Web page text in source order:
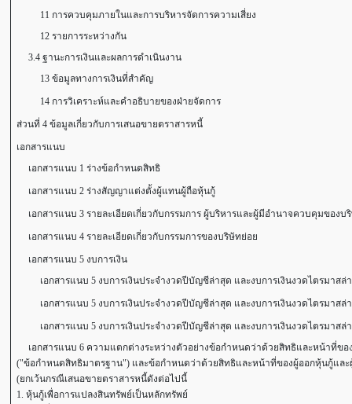
11 การควบคุมภายในและการบริหารจัดการความเสี่ยง
12 รายการระหว่างกัน
3.4 ฐานะการเงินและผลการดำเนินงาน
13 ข้อมูลทางการเงินที่สำคัญ
14 การวิเคราะห์และคำอธิบายของฝ่ายจัดการ
ส่วนที่ 4 ข้อมูลเกี่ยวกับการเสนอขายตราสารหนี้
เอกสารแนบ
เอกสารแนบ 1 ร่างข้อกำหนดสิทธิ
เอกสารแนบ 2 ร่างสัญญาแต่งตั้งผู้แทนผู้ถือหุ้นกู้
เอกสารแนบ 3 รายละเอียดเกี่ยวกับกรรมการ ผู้บริหารและผู้มีอำนาจควบคุมของบ
เอกสารแนบ 4 รายละเอียดเกี่ยวกับกรรมการของบริษัทย่อย
เอกสารแนบ 5 งบการเงิน
เอกสารแนบ 5 งบการเงินประจำงวดปีบัญชีล่าสุด และงบการเงินงวดไตรมาสล่า
เอกสารแนบ 5 งบการเงินประจำงวดปีบัญชีล่าสุด และงบการเงินงวดไตรมาสล่า
เอกสารแนบ 5 งบการเงินประจำงวดปีบัญชีล่าสุด และงบการเงินงวดไตรมาสล่
เอกสารแนบ 6 ความแตกต่างระหว่างตัวอย่างข้อกำหนดว่าด้วยสิทธิและหน้าที่ขอ
("ข้อกำหนดสิทธิมาตรฐาน") และข้อกำหนดว่าด้วยสิทธิและหน้าที่ของผู้ออกหุ้นกู้และ
(ยกเว้นกรณีเสนอขายตราสารหนี้ดังต่อไปนี้
1. หุ้นกู้เพื่อการแปลงสินทรัพย์เป็นหลักทรัพย์